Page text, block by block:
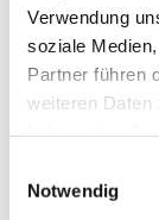
Verwendung
soziale
Partner führen
weiteren Daten
Notwendig